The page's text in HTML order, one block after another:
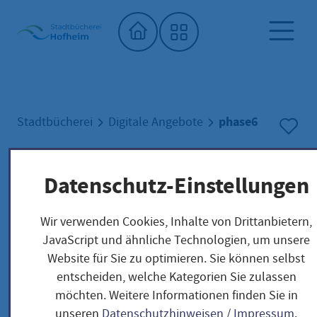
Startseite"
Stadtbücherei Digitale Angebote phase6
phase6
Datenschutz-Einstellungen
Wir verwenden Cookies, Inhalte von Drittanbietern,
JavaScript und ähnliche Technologien, um unsere
Website für Sie zu optimieren. Sie können selbst
entscheiden, welche Kategorien Sie zulassen
möchten. Weitere Informationen finden Sie in